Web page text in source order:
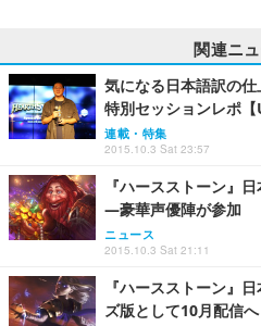
関連ニ
気になる日本語訳の仕
特別セッションレポ【
連載・特集
2015.10.3 Sat 23:57
『ハースストーン』
―豪華声優陣が参加
ニュース
2015.10.3 Sat 21:11
『ハースストーン』
ズ版として10月配信へ